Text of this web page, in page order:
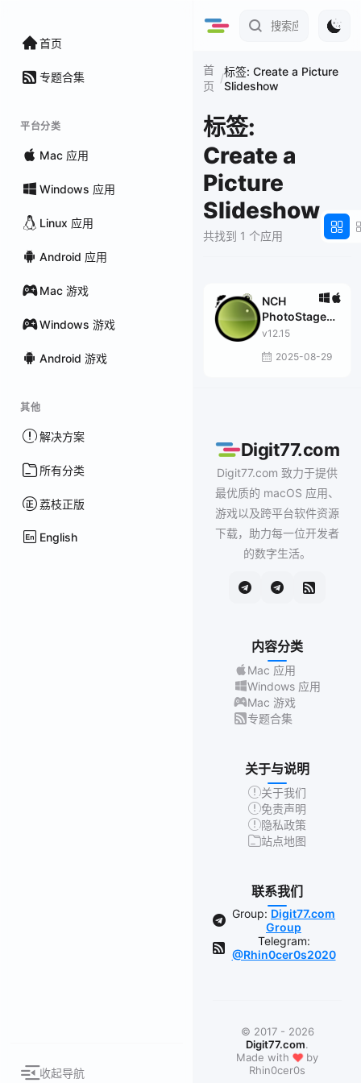
首页
专题合集
平台分类
Mac 应用
Windows 应用
Linux 应用
Android 应用
Mac 游戏
Windows 游戏
Android 游戏
其他
解决方案
所有分类
荔枝正版
English
收起导航
首
页
/标签: Create a Picture
Slideshow
标签:
Create a
Picture
Slideshow
共找到 1 个应用
NCH
PhotoStage
Professional
v12.15
2025-08-29
Digit77.com
Digit77.com 致力于提供
最优质的 macOS 应用、
游戏以及跨平台软件资源
下载，助力每一位开发者
的数字生活。
内容分类
Mac 应用
Windows 应用
Mac 游戏
专题合集
关于与说明
关于我们
免责声明
隐私政策
站点地图
联系我们
Group: Digit77.com
Group
Telegram:
@Rhin0cer0s2020
© 2017 - 2026
Digit77.com.
Made with ❤by
Rhin0cer0s